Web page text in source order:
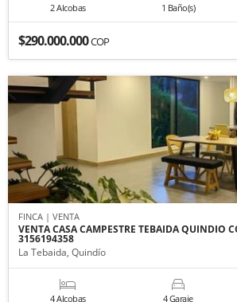
2 Alcobas 1 Baño(s)
$290.000.000COP
FINCA | VENTA
VENTA CASA CAMPESTRE TEBAIDA QUINDIO
3156194358
La Tebaida, Quindío
4 Alcobas 4 Garaje